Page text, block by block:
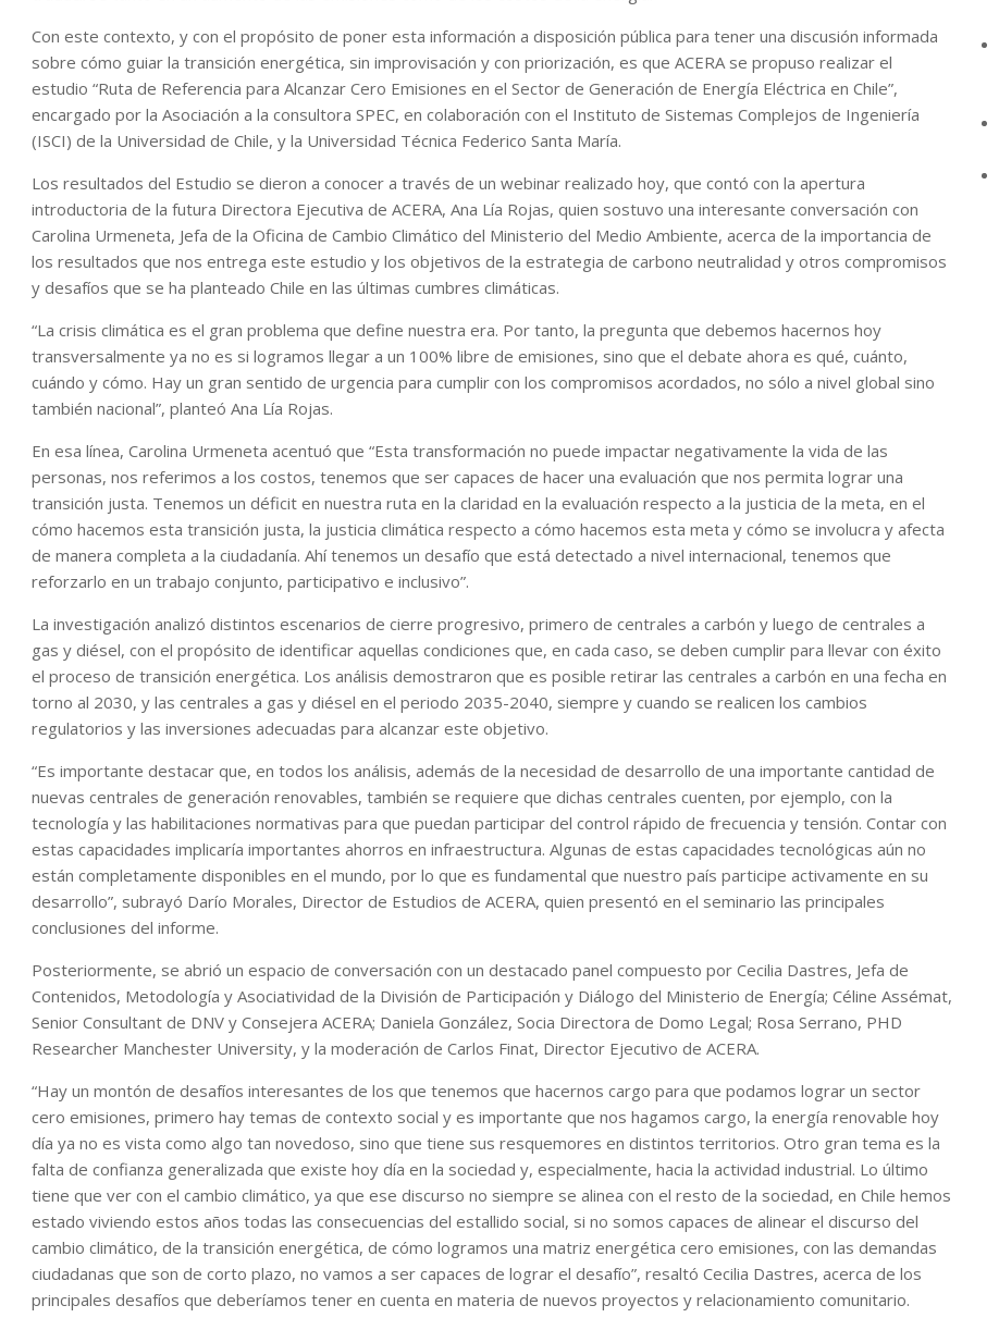
Con este contexto, y con el propósito de poner esta información a disposición pública para tener una discusión informada
sobre cómo guiar la transición energética, sin improvisación y con priorización, es que ACERA se propuso realizar el
estudio “Ruta de Referencia para Alcanzar Cero Emisiones en el Sector de Generación de Energía Eléctrica en Chile”,
encargado por la Asociación a la consultora SPEC, en colaboración con el Instituto de Sistemas Complejos de Ingeniería
(ISCI) de la Universidad de Chile, y la Universidad Técnica Federico Santa María.
Los resultados del Estudio se dieron a conocer a través de un webinar realizado hoy, que contó con la apertura
introductoria de la futura Directora Ejecutiva de ACERA, Ana Lía Rojas, quien sostuvo una interesante conversación con
Carolina Urmeneta, Jefa de la Oficina de Cambio Climático del Ministerio del Medio Ambiente, acerca de la importancia de
los resultados que nos entrega este estudio y los objetivos de la estrategia de carbono neutralidad y otros compromisos
y desafíos que se ha planteado Chile en las últimas cumbres climáticas.
“La crisis climática es el gran problema que define nuestra era. Por tanto, la pregunta que debemos hacernos hoy
transversalmente ya no es si logramos llegar a un 100% libre de emisiones, sino que el debate ahora es qué, cuánto,
cuándo y cómo. Hay un gran sentido de urgencia para cumplir con los compromisos acordados, no sólo a nivel global sino
también nacional”, planteó Ana Lía Rojas.
En esa línea, Carolina Urmeneta acentuó que “Esta transformación no puede impactar negativamente la vida de las
personas, nos referimos a los costos, tenemos que ser capaces de hacer una evaluación que nos permita lograr una
transición justa. Tenemos un déficit en nuestra ruta en la claridad en la evaluación respecto a la justicia de la meta, en el
cómo hacemos esta transición justa, la justicia climática respecto a cómo hacemos esta meta y cómo se involucra y afecta
de manera completa a la ciudadanía. Ahí tenemos un desafío que está detectado a nivel internacional, tenemos que
reforzarlo en un trabajo conjunto, participativo e inclusivo”.
La investigación analizó distintos escenarios de cierre progresivo, primero de centrales a carbón y luego de centrales a
gas y diésel, con el propósito de identificar aquellas condiciones que, en cada caso, se deben cumplir para llevar con éxito
el proceso de transición energética. Los análisis demostraron que es posible retirar las centrales a carbón en una fecha en
torno al 2030, y las centrales a gas y diésel en el periodo 2035-2040, siempre y cuando se realicen los cambios
regulatorios y las inversiones adecuadas para alcanzar este objetivo.
“Es importante destacar que, en todos los análisis, además de la necesidad de desarrollo de una importante cantidad de
nuevas centrales de generación renovables, también se requiere que dichas centrales cuenten, por ejemplo, con la
tecnología y las habilitaciones normativas para que puedan participar del control rápido de frecuencia y tensión. Contar con
estas capacidades implicaría importantes ahorros en infraestructura. Algunas de estas capacidades tecnológicas aún no
están completamente disponibles en el mundo, por lo que es fundamental que nuestro país participe activamente en su
desarrollo”, subrayó Darío Morales, Director de Estudios de ACERA, quien presentó en el seminario las principales
conclusiones del informe.
Posteriormente, se abrió un espacio de conversación con un destacado panel compuesto por Cecilia Dastres, Jefa de
Contenidos, Metodología y Asociatividad de la División de Participación y Diálogo del Ministerio de Energía; Céline Assémat,
Senior Consultant de DNV y Consejera ACERA; Daniela González, Socia Directora de Domo Legal; Rosa Serrano, PHD
Researcher Manchester University, y la moderación de Carlos Finat, Director Ejecutivo de ACERA.
“Hay un montón de desafíos interesantes de los que tenemos que hacernos cargo para que podamos lograr un sector
cero emisiones, primero hay temas de contexto social y es importante que nos hagamos cargo, la energía renovable hoy
día ya no es vista como algo tan novedoso, sino que tiene sus resquemores en distintos territorios. Otro gran tema es la
falta de confianza generalizada que existe hoy día en la sociedad y, especialmente, hacia la actividad industrial. Lo último
tiene que ver con el cambio climático, ya que ese discurso no siempre se alinea con el resto de la sociedad, en Chile hemos
estado viviendo estos años todas las consecuencias del estallido social, si no somos capaces de alinear el discurso del
cambio climático, de la transición energética, de cómo logramos una matriz energética cero emisiones, con las demandas
ciudadanas que son de corto plazo, no vamos a ser capaces de lograr el desafío”, resaltó Cecilia Dastres, acerca de los
principales desafíos que deberíamos tener en cuenta en materia de nuevos proyectos y relacionamiento comunitario.